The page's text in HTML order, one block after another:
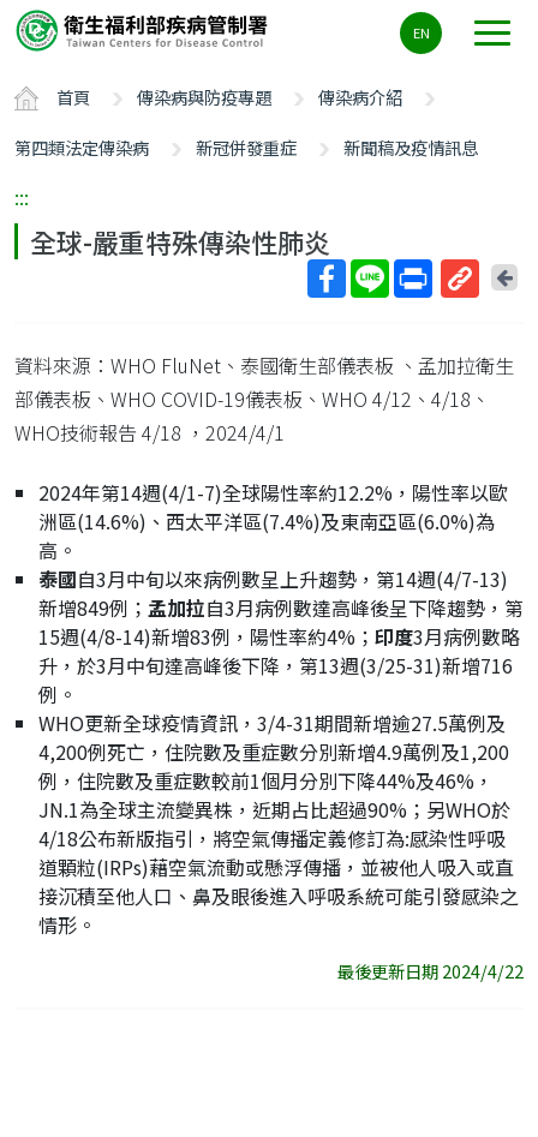
要
容
ALT+C
EN
首頁 傳染病與防疫專題
傳染病介紹
第四類法定傳染病
新冠併發重症 新聞稿及疫情訊息
:::
全球-嚴重特殊傳染性肺炎
短
網
回
資料來源：WHO FluNet、泰國衛生部儀表板 、孟加拉衛生
部儀表板、WHO COVID-19儀表板、WHO 4/12、4/18、
WHO技術報告 4/18 ，2024/4/1
2024年第14週(4/1-7)全球陽性率約12.2%，陽性率以歐
洲區(14.6%)、西太平洋區(7.4%)及東南亞區(6.0%)為
高。
泰國自3月中旬以來病例數呈上升趨勢，第14週(4/7-13)
新增849例； 孟加拉自3月病例數達高峰後呈下降趨勢，第
15週(4/8-14)新增83例，陽性率約4%； 印度3月病例數略
升，於3月中旬達高峰後下降，第13週(3/25-31)新增716
例。
WHO更新全球疫情資訊，3/4-31期間新增逾27.5萬例及
4,200例死亡，住院數及重症數分別新增4.9萬例及1,200
例，住院數及重症數較前1個月分別下降44%及46%，
JN.1為全球主流變異株，近期占比超過90%；另WHO於
4/18公布新版指引，將空氣傳播定義修訂為:感染性呼吸
道顆粒(IRPs)藉空氣流動或懸浮傳播，並被他人吸入或直
接沉積至他人口、鼻及眼後進入呼吸系統可能引發感染之
情形。
最後更新日期 2024/4/22